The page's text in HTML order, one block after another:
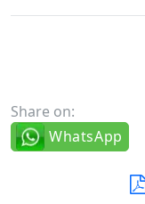
Share on:
WhatsApp